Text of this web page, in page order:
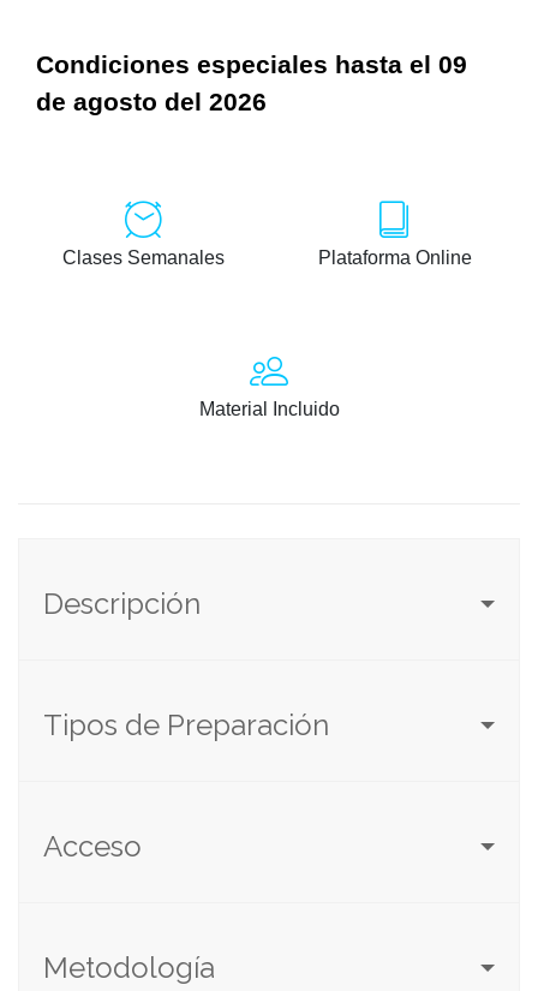
Condiciones especiales hasta el 09
de agosto del 2026
Clases Semanales Plataforma Online
Material Incluido
Descripción
Tipos de Preparación
Acceso
Metodología